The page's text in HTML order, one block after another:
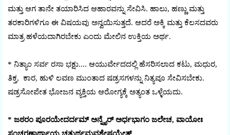
ಮತ್ತು ಆಗ ತಾನೇ ತಯಾರಿಸಿದ ಆಹಾರವನ್ನು ಸೇವಿಸಿ. ಹಾಲು, ಹಣ್ಣು ಮತ್ತು
ತರಕಾರಿಗಳಿಗೂ ಈ ವಿಷಯವು ಅನ್ವಯಿಸುತ್ತದೆ. ಆದರೆ ಅಕ್ಕಿ ಮತ್ತು ಕೆಲಸದವರು
ಮಾತ್ರ ಹಳೆಯದಾಗಿರಬೇಕು ಎಂದು ಮೇಲಿನ ಉಕ್ತಿಯ ಅರ್ಥ.
* ನಿತ್ಯಾಂ ಸರ್ವ ರಸಾ ಭಕ್ಷು.... ಆಯುರ್ವೇದದಲ್ಲಿ ಹೆಸರಿಸಲಾದ ಕಟು, ಮಧುರ,
ತಿಕ್ತ, ಕಾರ, ಹುಳಿ ಲವಣ ಮುಂತಾದ ಷಡ್ರಸಗಳನ್ನು ನಿತ್ಯವೂ ಸೇವಿಸಬೇಕು.
ಷಡ್ರಸೋಪೇತ ಭೋಜನ ವ್ಯಕ್ತಿಯ ಆರೋಗ್ಯಕ್ಕೆ ಅತ್ಯಂತ ಒಳ್ಳೆಯದು.
* ಜಠರಂ ಪೂರಯೇದರ್ದಮ್ ಅನ್ನೈರ್ ಅರ್ಧಭಾಗಂ ಜಲೇಚ, ವಾಯೋಃ
ಸಂಚರಣಾರ್ಥಾಯ ಚತುರ್ಥಮವಶೇಷಯೇತ್